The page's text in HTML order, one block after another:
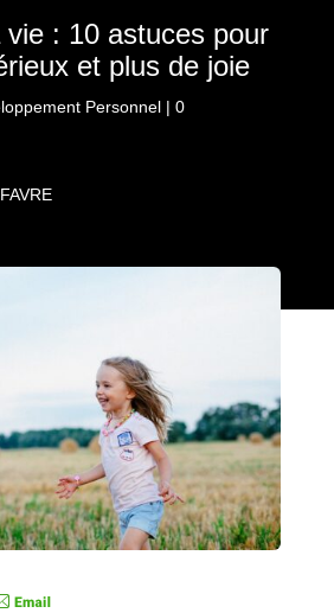
vie : 10 astuces pour
et plus de joie
Personnel| 0